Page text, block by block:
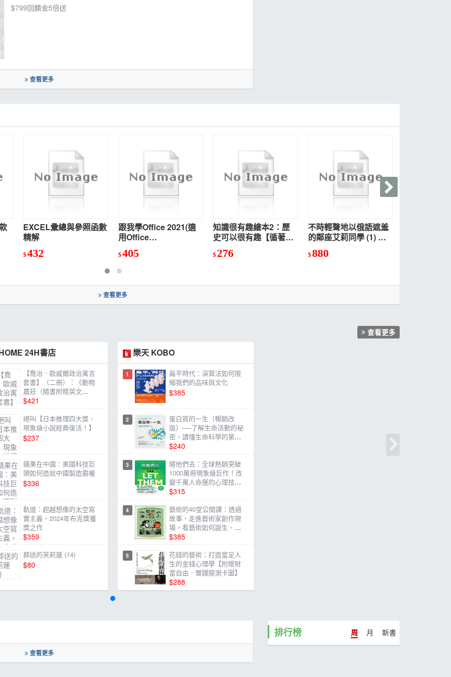
$799回饋金5倍送
查看更多
EXCEL彙總與參照函數
精解
$432
跟我學Office 2021(適
用Office
2021/2019/2016)
$405
知識很有趣繪本2：歷
史可以很有趣【循著歷
史的軌跡，大家一同考
古去！】
$ 276
不時輕聲地以俄語遮羞
的鄰座艾莉同學 (1) 特
裝版
$880
查看更多
查看更多
24H書店
【喬治．歐威爾政治寓言
套書】（二冊）：《動物
農莊（隨書附贈英文
版）》＋《一九八四》
$421
絕叫【日本推理四大獎、
現象級小說經典復活！】
$237
蘋果在中國：美國科技巨
頭如何造就中國製造霸權
$336
軌道：超越想像的太空寫
實主義，2024年布克獎獲
獎之作
$359
葬送的芙莉蓮 (14)
$80
樂天 KOBO
1
扁平時代：演算法如何限
縮我們的品味與文化
$385
2
蛋白質的一生（暢銷改
版）──了解生命活動的秘
密，讀懂生命科學的第一
本書
$240
3
隨他們去：全球熱銷突破
1000萬冊現象級巨作！改
變千萬人命運的心理技巧
【附放下執念明信片圖】
$315
4
藝術的40堂公開課：透過
故事，走進藝術家創作現
場，看藝術如何誕生、如
何形塑人類生活
$385
5
花錢的藝術：打造富足人
生的金錢心理學【附贈財
富自由．實踐隨測卡圖】
$288
查看更多
排行榜 周 月 新書